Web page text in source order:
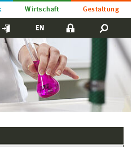
Wirtschaft Gestaltung
EN